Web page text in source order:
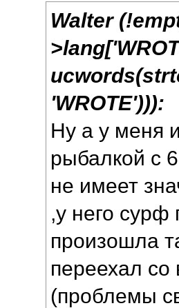
Walter
'WROTE'))):
Ну а у меня
рыбалкой с
не имеет
,у него сурф
произошла
переехал
(проблемы